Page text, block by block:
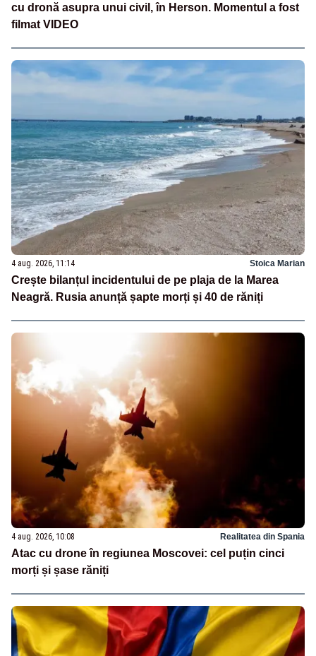
cu dronă asupra unui civil, în Herson. Momentul a fost
filmat VIDEO
4 aug. 2026, 11:14 Stoica Marian
Crește bilanțul incidentului de pe plaja de la Marea
Neagră. Rusia anunță șapte morți și 40 de răniți
4 aug. 2026, 10:08 Realitatea din Spania
Atac cu drone în regiunea Moscovei: cel puțin cinci
morți și șase răniți